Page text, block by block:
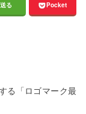
送る Pocket
る「ロゴマーク最